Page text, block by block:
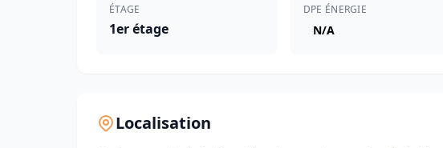
ÉTAGE
1er étage
DPE ÉNERGIE
N/A
Localisation